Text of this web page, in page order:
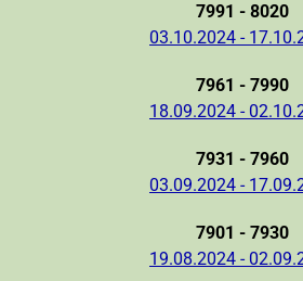
7991 - 8020
03.10.2024 -
7961 - 7990
18.09.2024 -
7931 - 7960
03.09.2024 -
7901 - 7930
19.08.2024 -